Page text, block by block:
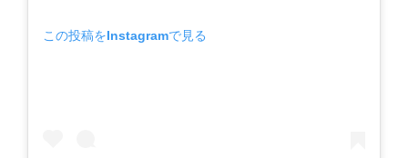
この投稿をInstagramで見る